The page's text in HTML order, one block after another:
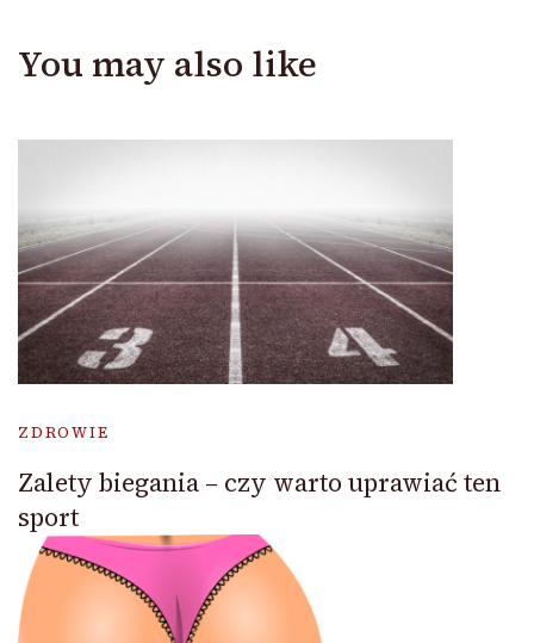
You may also like
ZDROWIE
Zalety biegania – czy warto uprawiać ten
sport